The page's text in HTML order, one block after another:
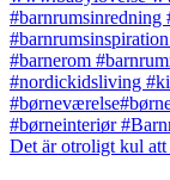
Det är otroligt kul att